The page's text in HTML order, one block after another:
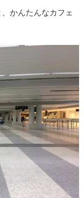
かんたんなカフェ